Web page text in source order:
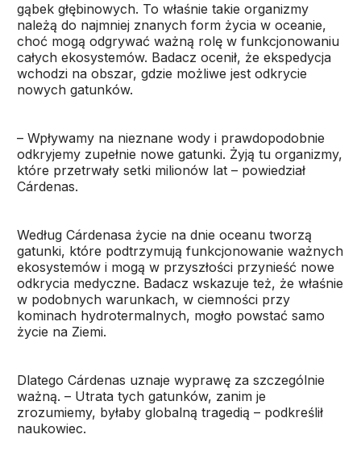
gąbek głębinowych. To właśnie takie organizmy
należą do najmniej znanych form życia w oceanie,
choć mogą odgrywać ważną rolę w funkcjonowaniu
całych ekosystemów. Badacz ocenił, że ekspedycja
wchodzi na obszar, gdzie możliwe jest odkrycie
nowych gatunków.
– Wpływamy na nieznane wody i prawdopodobnie
odkryjemy zupełnie nowe gatunki. Żyją tu organizmy,
które przetrwały setki milionów lat – powiedział
Cárdenas.
Według Cárdenasa życie na dnie oceanu tworzą
gatunki, które podtrzymują funkcjonowanie ważnych
ekosystemów i mogą w przyszłości przynieść nowe
odkrycia medyczne. Badacz wskazuje też, że właśnie
w podobnych warunkach, w ciemności przy
kominach hydrotermalnych, mogło powstać samo
życie na Ziemi.
Dlatego Cárdenas uznaje wyprawę za szczególnie
ważną. – Utrata tych gatunków, zanim je
zrozumiemy, byłaby globalną tragedią – podkreślił
naukowiec.